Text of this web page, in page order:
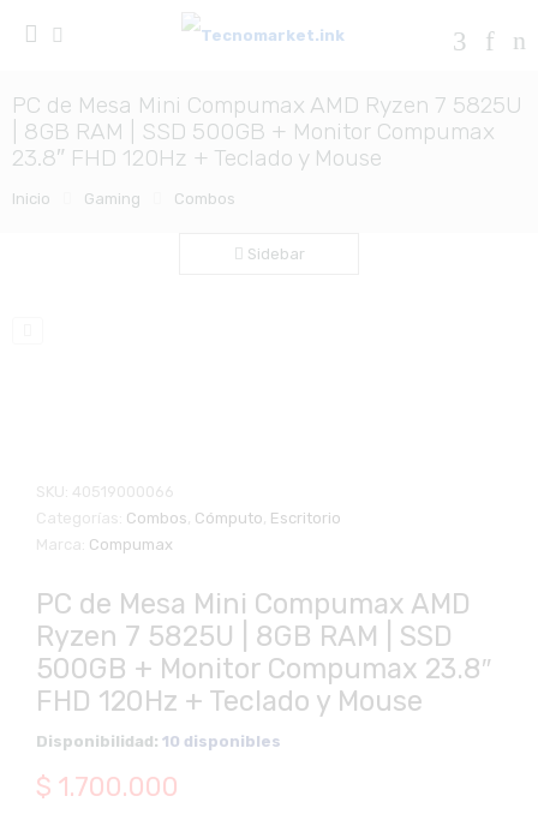
PC de Mesa Mini Compumax AMD Ryzen 7 5825U
| 8GB RAM | SSD 500GB + Monitor Compumax
23.8″ FHD 120Hz + Teclado y Mouse
Inicio Gaming Combos
Sidebar
SKU: 40519000066
Categorías: Combos Cómputo Escritorio
Marca: Compumax
PC de Mesa Mini Compumax AMD
Ryzen 7 5825U | 8GB RAM | SSD
500GB + Monitor Compumax 23.8″
FHD 120Hz + Teclado y Mouse
Disponibilidad: 10 disponibles
$ 1.700.000